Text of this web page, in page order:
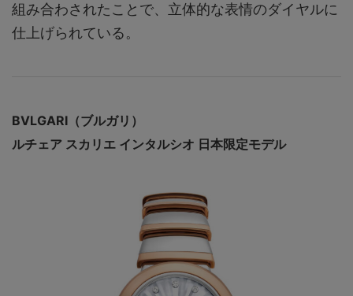
組み合わされたことで、立体的な表情のダイヤルに
仕上げられている。
BVLGARI（ブルガリ）
ルチェア スカリエ インタルシオ 日本限定モデル